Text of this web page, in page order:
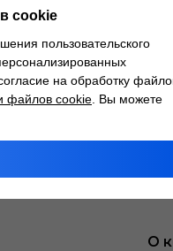
О
cookie
пользовательского
на обработку
файлов cookie . Вы можете